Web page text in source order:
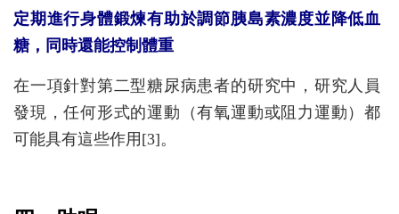
定期進行身體鍛煉有助於調節胰島素濃度並降低血
糖，同時還能控制體重
在一項針對第二型糖尿病患者的研究中，研究人員
發現，任何形式的運動（有氧運動或阻力運動）都
可能具有這些作用[3]。